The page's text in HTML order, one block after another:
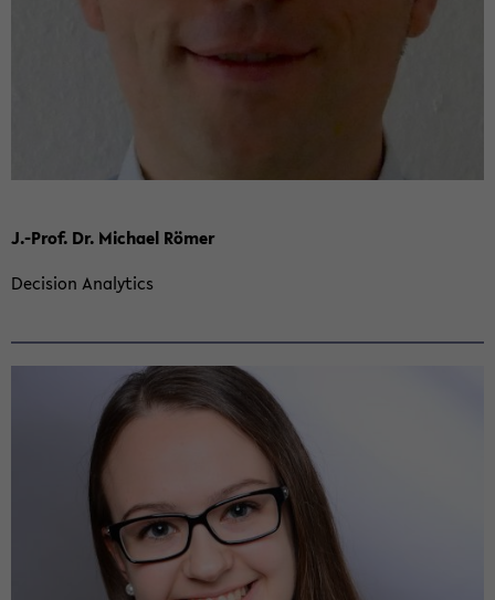
J.-Prof. Dr. Mi­cha­el Römer
De­cis­i­on Ana­ly­tics